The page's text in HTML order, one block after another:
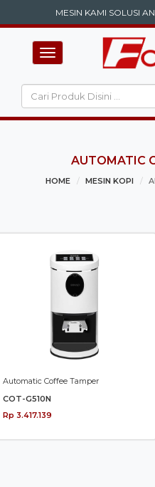
MESIN KAMI SOLUSI
Toggle
navigation
AUTOMATIC
HOME MESIN KOPI
Automatic Coffee Tamper
COT-G510N
Rp 3.417.139